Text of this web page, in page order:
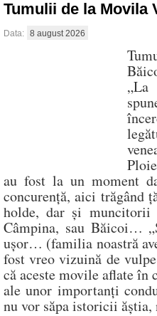
Tumulii de la
Data: 8 august 2026
au fost la un moment
concurență, aici trăgând
holde, dar și muncitorii
Câmpina, sau Băicoi…
ușor… (familia noastră
fost vreo vizuină de
că aceste movile aflate
ale unor importanți
nu vor săpa istoricii